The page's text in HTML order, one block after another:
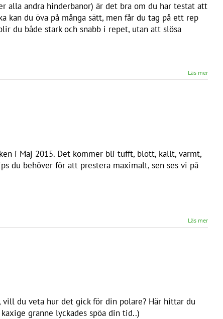
alla andra hinderbanor) är det bra om du har testat att
kan du öva på många sätt, men får du tag på ett rep
du både stark och snabb i repet, utan att slösa
Läs mer
i Maj 2015. Det kommer bli tufft, blött, kallt, varmt,
du behöver för att prestera maximalt, sen ses vi på
Läs mer
du veta hur det gick för din polare? Här hittar du
granne lyckades spöa din tid..)